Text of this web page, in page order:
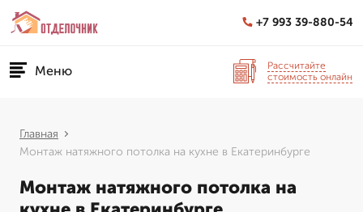
+7 993 39-880-54
Меню
Рассчитайте
стоимость онлайн
Главная
Монтаж натяжного потолка на кухне в Екатеринбурге
Монтаж натяжного потолка на